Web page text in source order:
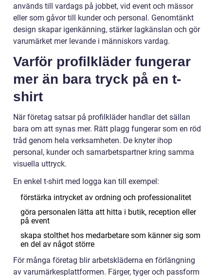
används till vardags på jobbet, vid event och mässor
eller som gåvor till kunder och personal. Genomtänkt
design skapar igenkänning, stärker lagkänslan och gör
varumärket mer levande i människors vardag.
Varför profilkläder fungerar
mer än bara tryck på en t-
shirt
När företag satsar på profilkläder handlar det sällan
bara om att synas mer. Rätt plagg fungerar som en röd
tråd genom hela verksamheten. De knyter ihop
personal, kunder och samarbetspartner kring samma
visuella uttryck.
En enkel t-shirt med logga kan till exempel:
förstärka intrycket av ordning och professionalitet
göra personalen lätta att hitta i butik, reception eller
på event
skapa stolthet hos medarbetare som känner sig som
en del av något större
För många företag blir arbetskläderna en förlängning
av varumärkesplattformen. Färger, tyger och passform